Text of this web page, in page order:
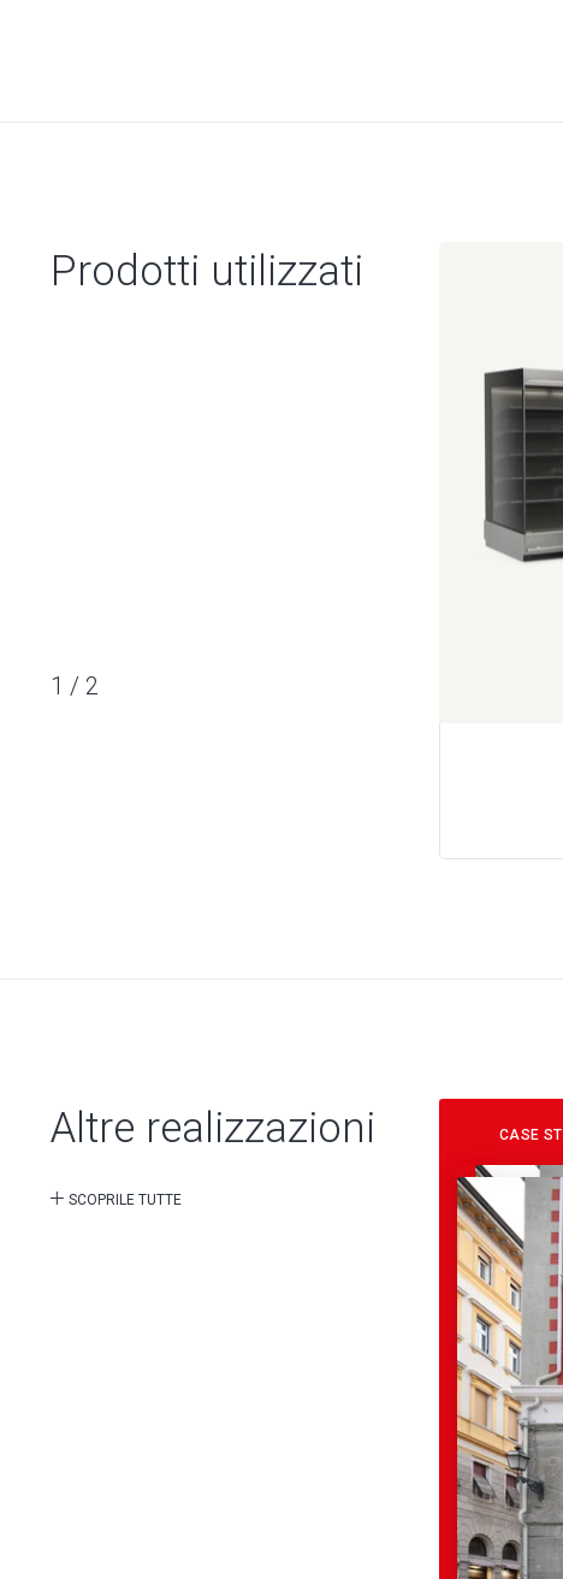
Prodotti utilizzati
1 / 2
Altre realizzazioni
SCOPRILE TUTTE
CASE